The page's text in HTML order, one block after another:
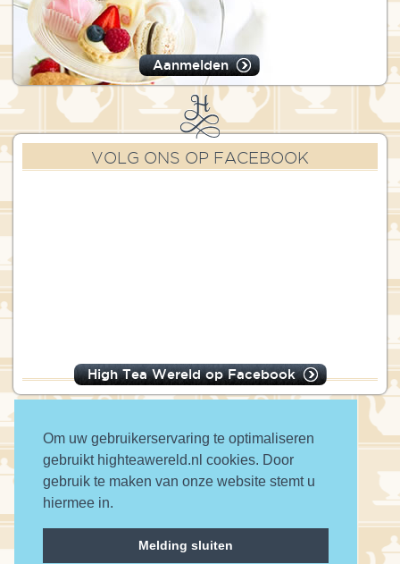
Om uw gebruikerservaring te optimaliseren
gebruikt highteawereld.nl cookies. Door
gebruik te maken van onze website stemt u
hiermee in.
Melding sluiten
Aanmelden
VOLG ONS OP FACEBOOK
High Tea Wereld op Facebook
© 2016 High Tea Wereld
a wwwanted website